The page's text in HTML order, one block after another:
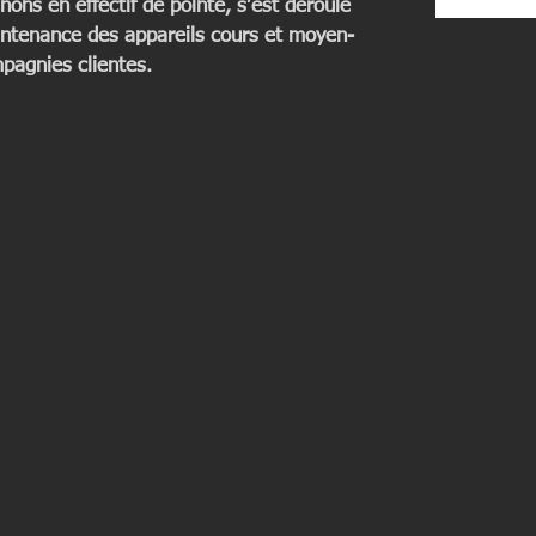
en effectif de pointe, s’est déroulé
des appareils cours et moyen-
clientes.
centre